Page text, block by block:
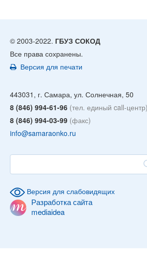
© 2003-2022. ГБУЗ СОКОД
Все права сохранены.
Версия для печати
443031, г. Самара, ул. Солнечная, 50
8 (846) 994-61-96 (тел. единый call-центр)
8 (846) 994-03-99 (факс)
info@samaraonko.ru
Версия для слабовидящих
Разработка сайта
mediaidea